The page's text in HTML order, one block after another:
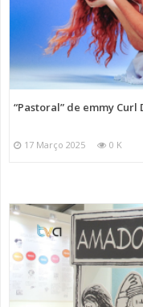
“Pastoral” de emmy
17 Março 2025 0 K